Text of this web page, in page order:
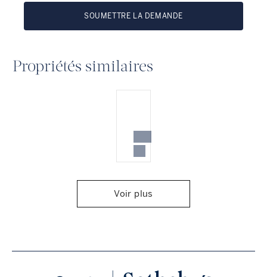
SOUMETTRE LA DEMANDE
Propriétés similaires
Voir plus